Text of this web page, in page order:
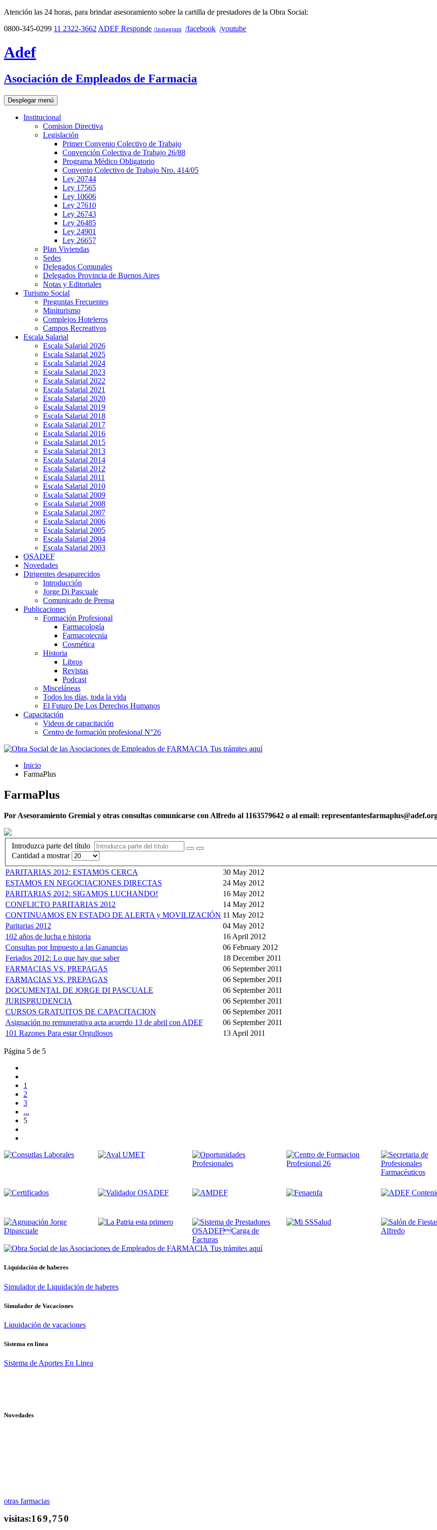
Atención las 24 horas, para brindar asesoramiento sobre la cartilla de prestadores de la Obra Social:
0800-345-0299 11 2322-3662 ADEF Responde /instagram /facebook /youtube
Adef
Asociación de Empleados de Farmacia
Desplegar menú
Institucional
Comision Directiva
Legislación
Primer Convenio Colectivo de Trabajo
Convención Colectiva de Trabajo 26/88
Programa Médico Obligatorio
Convenio Colectivo de Trabajo Nro. 414/05
Ley 20744
Ley 17565
Ley 10606
Ley 27610
Ley 26743
Ley 26485
Ley 24901
Ley 26657
Plan Viviendas
Sedes
Delegados Comunales
Delegados Provincia de Buenos Aires
Notas y Editoriales
Turismo Social
Preguntas Frecuentes
Miniturismo
Complejos Hoteleros
Campos Recreativos
Escala Salarial
Escala Salarial 2026
Escala Salarial 2025
Escala Salarial 2024
Escala Salarial 2023
Escala Salarial 2022
Escala Salarial 2021
Escala Salarial 2020
Escala Salarial 2019
Escala Salarial 2018
Escala Salarial 2017
Escala Salarial 2016
Escala Salarial 2015
Escala Salarial 2013
Escala Salarial 2014
Escala Salarial 2012
Escala Salarial 2011
Escala Salarial 2010
Escala Salarial 2009
Escala Salarial 2008
Escala Salarial 2007
Escala Salarial 2006
Escala Salarial 2005
Escala Salarial 2004
Escala Salarial 2003
OSADEF
Novedades
Dirigentes desaparecidos
Introducción
Jorge Di Pascuale
Comunicado de Prensa
Publicaciones
Formación Profesional
Farmacología
Farmacotecnia
Cosmética
Historia
Libros
Revistas
Podcast
Misceláneas
Todos los días, toda la vida
El Futuro De Los Derechos Humanos
Capacitación
Videos de capacitación
Centro de formación profesional N°26
Tus trámites aquí
Inicio
FarmaPlus
FarmaPlus
Por Asesoramiento Gremial y otras consultas comunicarse con Alfredo al 1163579642 o al email:
Introduzca parte del título
Cantidad a mostrar
PARITARIAS 2012: ESTAMOS CERCA
30 May 2012
ESTAMOS EN NEGOCIACIONES DIRECTAS
24 May 2012
PARITARIAS 2012: SIGAMOS LUCHANDO!
16 May 2012
CONFLICTO PARITARIAS 2012
14 May 2012
CONTINUAMOS EN ESTADO DE ALERTA y MOVILIZACIÓN 11 May 2012
Paritarias 2012
04 May 2012
102 años de lucha e historia
16 April 2012
Consultas por Impuesto a las Ganancias
06 February 2012
Feriados 2012: Lo que hay que saber
18 December 2011
FARMACIAS VS. PREPAGAS
06 September 2011
FARMACIAS VS. PREPAGAS
06 September 2011
DOCUMENTAL DE JORGE DI PASCUALE
06 September 2011
JURISPRUDENCIA
06 September 2011
CURSOS GRATUITOS DE CAPACITACION
06 September 2011
Asignación no remunerativa acta acuerdo 13 de abril con ADEF
06 September 2011
101 Razones Para estar Orgullosos
13 April 2011
Página 5 de 5
1
2
3
...
5
Tus trámites aquí
Liquidación de haberes
Simulador de Liquidación de haberes
Simulador de Vacaciones
Liquidación de vacaciones
Sistema en linea
Sistema de Aportes En Linea
Novedades
otras farmacias